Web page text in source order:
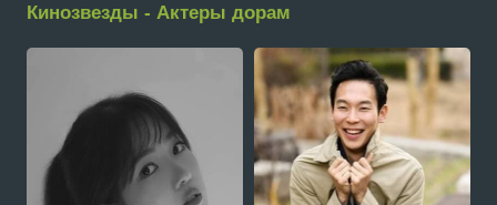
Кинозвезды - Актеры дорам